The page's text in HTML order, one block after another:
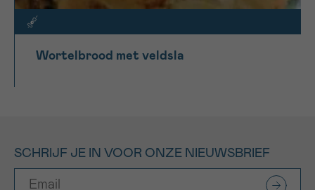
Wortelbrood met veldsla
SCHRIJF JE IN VOOR ONZE NIEUWSBRIEF